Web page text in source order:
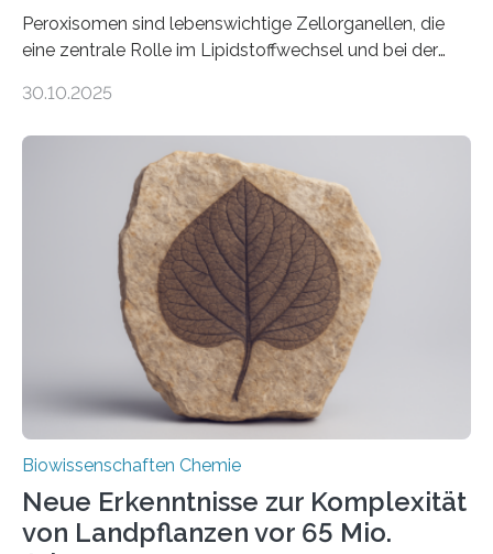
Peroxisomen sind lebenswichtige Zellorganellen, die
eine zentrale Rolle im Lipidstoffwechsel und bei der
erfüllen können, müssen zahlreiche Enzyme präzise in
der Ruhr-Universität Bochum um Prof. Dr. Ralf Erdmann
und Dr. Ismaila Francis Yusuf hat nun einen bislang
unbekannten Qualitätskontrollmechanismus des
peroxisomalen Proteintransports in der Bäckerhefe
Saccharomyces cerevisiae entdeckt, der für die
Funktionsfähigkeit der Organellen entscheidend ist. Die
Studie wurde am 28. Oktober 2025 in der
Fachzeitschrift…
30.10.2025
Biowissenschaften Chemie
Neue Erkenntnisse zur Komplexität
von Landpflanzen vor 65 Mio.